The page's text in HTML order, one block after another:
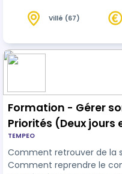
théorie et la pratique -
du participant - Mettre
la nouvelle organisation de
Villé (67)
Formation - Gérer
Priorités (Deux jours
TEMPEO
Comment retrouver de la
Comment reprendre le